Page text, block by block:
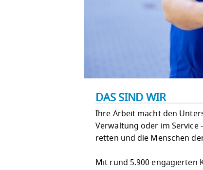
DAS SIND WIR
Ihre Arbeit macht den
Verwaltung oder im Service
retten und die Menschen
Mit rund 5.900 engagierten